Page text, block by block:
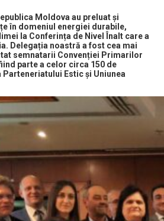
Moldova au preluat și
în domeniul energiei durabile,
la Conferința de Nivel Înalt care a
Delegația noastră a fost cea mai
semnatarii Convenției Primarilor
parte a celor circa 150 de
Estic și Uniunea